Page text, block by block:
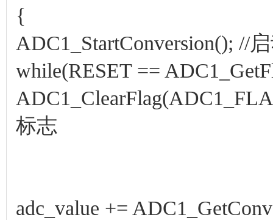
{
ADC1_StartConversion(); //
while(RESET ==
标志
adc_value +=